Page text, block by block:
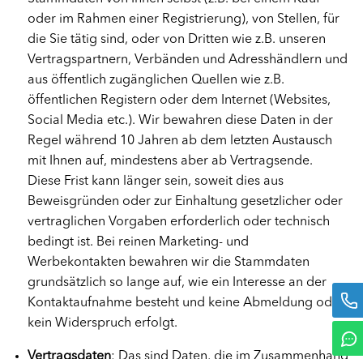
oder im Rahmen einer Registrierung), von Stellen, für
die Sie tätig sind, oder von Dritten wie z.B. unseren
Vertragspartnern, Verbänden und Adresshändlern und
aus öffentlich zugänglichen Quellen wie z.B.
öffentlichen Registern oder dem Internet (Websites,
Social Media etc.). Wir bewahren diese Daten in der
Regel während 10 Jahren ab dem letzten Austausch
mit Ihnen auf, mindestens aber ab Vertragsende.
Diese Frist kann länger sein, soweit dies aus
Beweisgründen oder zur Einhaltung gesetzlicher oder
vertraglichen Vorgaben erforderlich oder technisch
bedingt ist. Bei reinen Marketing- und
Werbekontakten bewahren wir die Stammdaten
grundsätzlich so lange auf, wie ein Interesse an der
Kontaktaufnahme besteht und keine Abmeldung oder
kein Widerspruch erfolgt.
Vertragsdaten: Das sind Daten, die im Zusammenhang